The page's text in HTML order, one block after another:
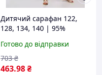
Дитячий сарафан 122,
128, 134, 140 | 95%
жатий | Ідеально на літо
для дівчинки SMIL 120379
Бузковий
Готово до відправки
463.98₴
703 ₴